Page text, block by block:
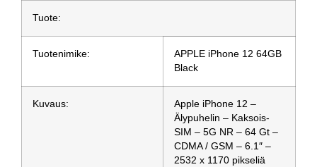
Tuote:
Tuotenimike:
APPLE iPhone 12 64GB
Black
Kuvaus:
Apple iPhone 12 –
Älypuhelin – Kaksois-
SIM – 5G NR – 64 Gt –
CDMA / GSM – 6.1″ –
2532 x 1170 pikseliä